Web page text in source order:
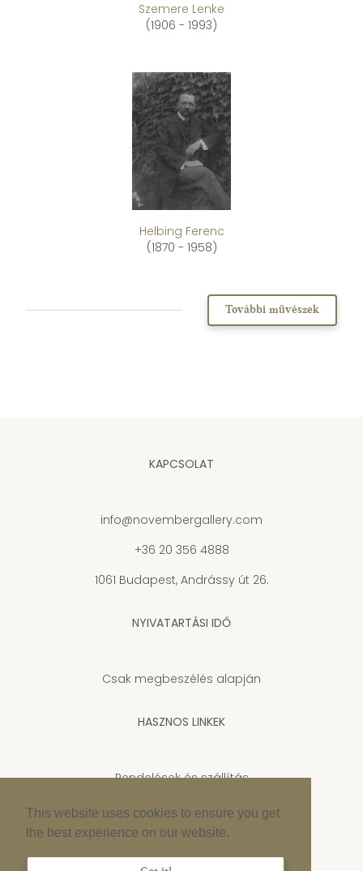
This website uses cookies to ensure you get
the best experience on our website.
Szemere Lenke
(1906 - 1993)
Helbing Ferenc
(1870 - 1958)
További művészek
KAPCSOLAT
info@novembergallery.com
+36 20 356 4888
1061 Budapest, Andrássy út 26.
NYIVATARTÁSI IDŐ
Csak megbeszélés alapján
HASZNOS LINKEK
Rendelések és szállítás
Adatkezelési tájékoztató
Cookie szabályzat
Impresszum